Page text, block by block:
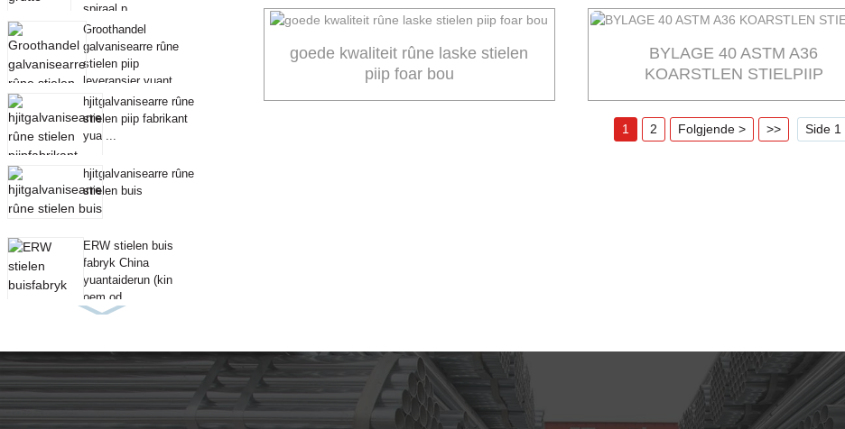
spiraal p ...
Groothandel
galvanisearre rûne
stielen piip
leveransier yuant ...
hjitgalvanisearre rûne
stielen piip fabrikant
yua ...
hjitgalvanisearre rûne
stielen buis
ERW stielen buis
fabryk China
yuantaiderun (kin
oem od ...
goede kwaliteit rûne laske stielen
piip foar bou
BYLAGE 40 ASTM A36
KOARSTLEN STIELPIIP
1 2 Folgjende > >> Side 1